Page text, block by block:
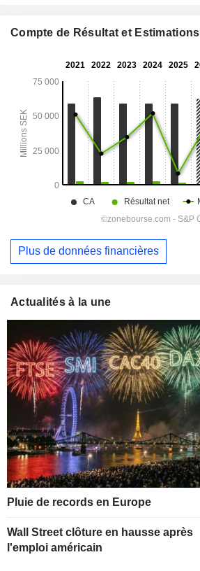
Compte de Résultat et Estimations
Plus de données financières
Actualités à la une
Pluie de records en Europe
Wall Street clôture en hausse après
l'emploi américain